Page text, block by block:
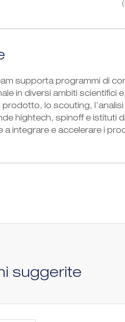
supporta programmi di
in diversi ambiti scientifici
lo scouting,
hightech, spinoff e istituti
a integrare e accelerare i
suggerite